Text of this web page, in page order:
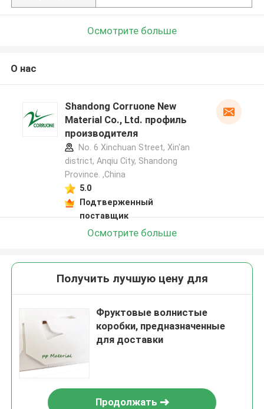
Осмотрите больше
О нас
Shandong Corruone New
Material Co., Ltd. профиль
производителя
No. 6 Xinchuan Street, Xin'an
district, Anqiu City, Shandong
Province. ,China
5.0
Подтверженный
поставщик
Осмотрите больше
Получить лучшую цену для
Фруктовые волнистые
коробки, предназначенные
для доставки
Продолжать